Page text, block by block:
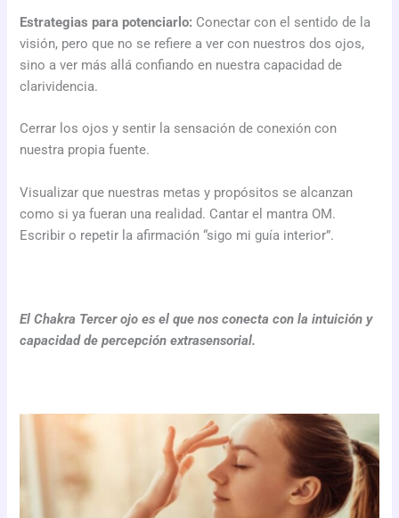
Estrategias para potenciarlo: Conectar con el sentido de la
visión, pero que no se refiere a ver con nuestros dos ojos,
sino a ver más allá confiando en nuestra capacidad de
clarividencia.
Cerrar los ojos y sentir la sensación de conexión con
nuestra propia fuente.
Visualizar que nuestras metas y propósitos se alcanzan
como si ya fueran una realidad. Cantar el mantra OM.
Escribir o repetir la afirmación “sigo mi guía interior”.
El Chakra Tercer ojo es el que nos conecta con la intuición y
capacidad de percepción extrasensorial.